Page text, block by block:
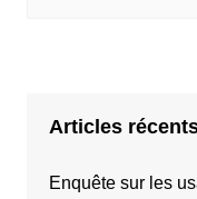
Articles
Enquête sur les